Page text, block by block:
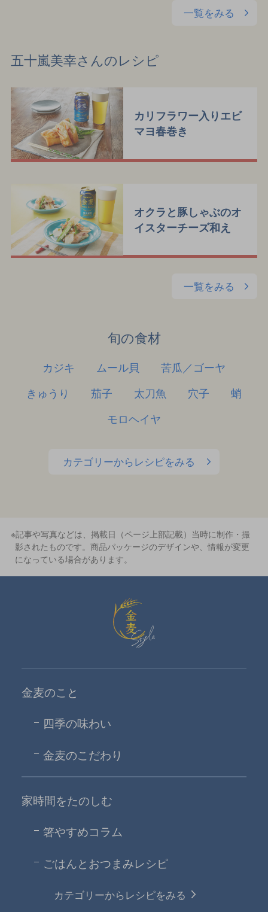
一覧をみる
五十嵐美幸さんのレシピ
カリフラワー入りエビ
マヨ春巻き
オクラと豚しゃぶのオ
イスターチーズ和え
一覧をみる
旬の食材
カジキ ムール貝
苦瓜／ゴーヤ
きゅうり
茄子 太刀魚 穴子
蛸
モロヘイヤ
カテゴリーからレシピをみる
※記事や写真などは、掲載日（ページ上部記載）当時に制作・撮
影されたものです。商品パッケージのデザインや、情報が変更
になっている場合があります。
金麦のこと
四季の味わい
金麦のこだわり
家時間をたのしむ
箸やすめコラム
ごはんとおつまみレシピ
カテゴリーからレシピをみる